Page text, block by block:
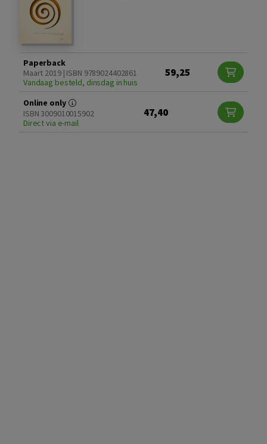
Paperback
Maart 2019 | ISBN 9789024402861
Vandaag besteld, dinsdag in huis
59,25
Online only
ISBN 3009010015902
Direct via e-mail
47,40